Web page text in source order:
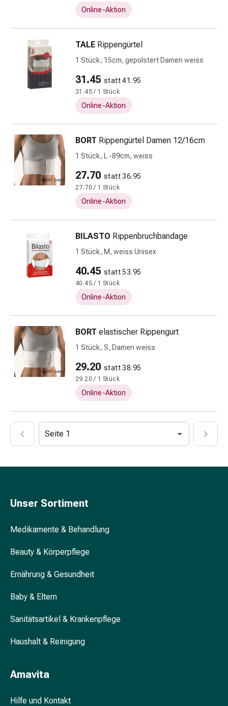
Mineralstoffe
Kombinationspräparat
Zahn-
und
Mundgesundheit
Kariesprophylaxe
Mundtrockenheit
(Xerostomie)
Munddesinfektionsmittel
Aphten
Mundentzündungen
Medikamente
Haarausfall
Kopfhautpflege
Beauty
Gesichtspflege
Augenpflege
Gesichtspeeling
Gesichtsmasken
Gesichtsreinigung
Gesichtsreinigungs-
Accessoire
Kosmetiktücher
Kosmetikbedarf
Serum
Gesichtscreme
Pflegeapparate
Zubehör
Conditioner
Kur
Haarfärbemittel
Haaröl
Haarstyling
Schuppen
Online-Aktion
TALE Rippengürtel
1 Stück, 15cm, gepolstert Damen weiss
31.45 statt 41.95
31.45 / 1 Stück
Online-Aktion
BORT Rippengürtel Damen 12/16cm
1 Stück, L -89cm, weiss
27.70 statt 36.95
27.70 / 1 Stück
Online-Aktion
BILASTO Rippenbruchbandage
1 Stück, M, weiss Unisex
40.45 statt 53.95
40.45 / 1 Stück
Online-Aktion
BORT elastischer Rippengurt
1 Stück, S, Damen weiss
29.20 statt 38.95
29.20 / 1 Stück
Online-Aktion
Seite 1
Unser Sortiment
Medikamente & Behandlung
Beauty & Körperpflege
Ernährung & Gesundheit
Baby & Eltern
Sanitätsartikel & Krankenpflege
Haushalt & Reinigung
Amavita
Hilfe und Kontakt